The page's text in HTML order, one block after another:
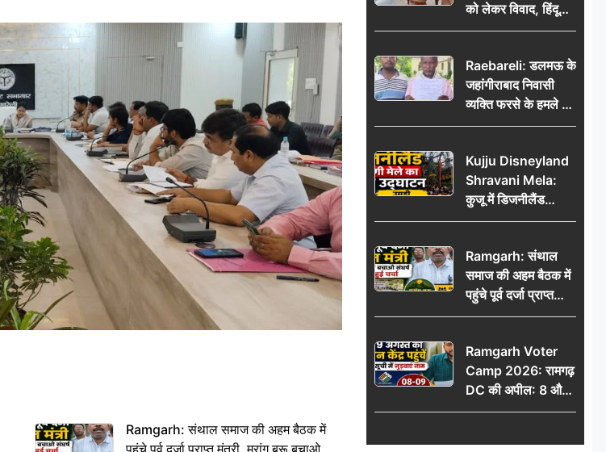
Ramgarh: संथाल समाज की अहम बैठक में
पहुंचे पूर्व दर्जा प्राप्त मंत्री, मरांग बुरू बचाओ
को लेकर विवाद, हिंदू
सुरक्षा संगठन ने उठाए
की मांग
Raebareli: डलमऊ के
जहांगीराबाद निवासी
व्यक्ति फरसे के हमले में
घायल थाने में शिकायत
हजार’, रकम न देने पर
कार्रवाई ठंडी!
Kujju Disneyland
Shravani Mela:
कुजू में डिजनीलैंड
श्रावणी मेले का भव्य
की भीड़
Ramgarh: संथाल
समाज की अहम बैठक में
पहुंचे पूर्व दर्जा प्राप्त
मंत्री, मरांग बुरू बचाओ
Ramgarh Voter
Camp 2026: रामगढ़
DC की अपील: 8 और
9 अगस्त को मतदान
में जुड़वाएं नाम